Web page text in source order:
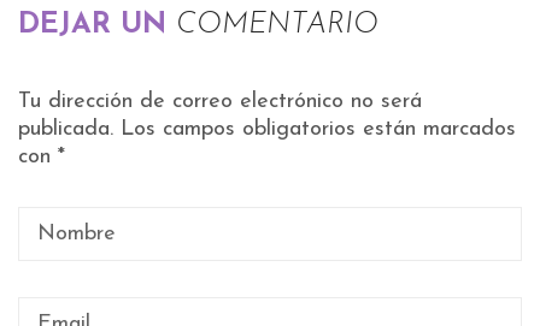
DEJAR UN COMENTARIO
Tu dirección de correo electrónico no será
publicada. Los campos obligatorios están marcados
con *